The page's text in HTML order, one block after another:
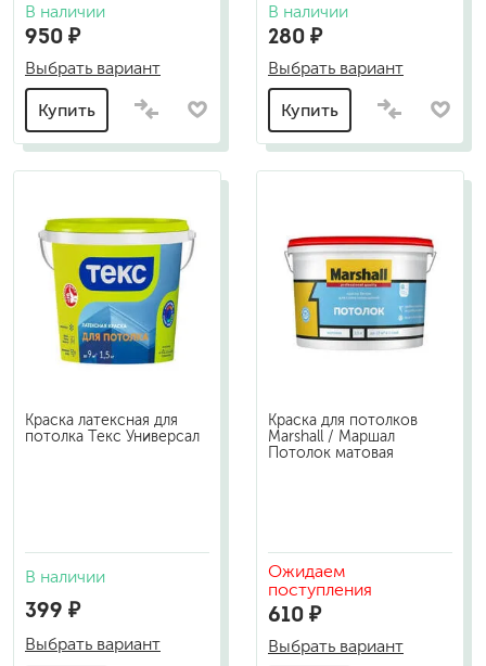
В наличии
950 ₽
Выбрать вариант
Купить
В наличии
280 ₽
Выбрать вариант
Купить
Краска латексная для
потолка Текс Универсал
В наличии
399 ₽
Выбрать вариант
Краска для потолков
Marshall / Маршал
Потолок матовая
Ожидаем
поступления
610 ₽
Выбрать вариант